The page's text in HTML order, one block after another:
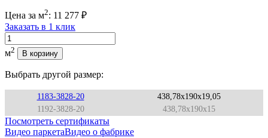
Цена за м2: 11 277 ₽
Заказать в 1 клик
Количество
м2 В корзину
Выбрать другой размер:
1183-3828-20
438,78x190x19,05
1192-3828-20
438,78x190x15
Посмотреть сертификаты
Видео паркетаВидео о фабрике